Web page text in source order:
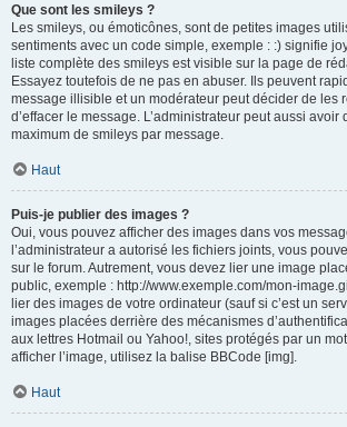
Que sont les smileys ?
Les smileys, ou émoticônes, sont de petites images
sentiments avec un code simple, exemple : :) signifie
liste complète des smileys est visible sur la page de
Essayez toutefois de ne pas en abuser. Ils peuvent
message illisible et un modérateur peut décider de les
d’effacer le message. L’administrateur peut aussi avoir
maximum de smileys par message.
Haut
Puis-je publier des images ?
Oui, vous pouvez afficher des images dans vos
l’administrateur a autorisé les fichiers joints, vous
sur le forum. Autrement, vous devez lier une image
public, exemple : http://www.exemple.com/mon-
lier des images de votre ordinateur (sauf si c’est un
images placées derrière des mécanismes
aux lettres Hotmail ou Yahoo!, sites protégés par un
afficher l’image, utilisez la balise BBCode [img].
Haut